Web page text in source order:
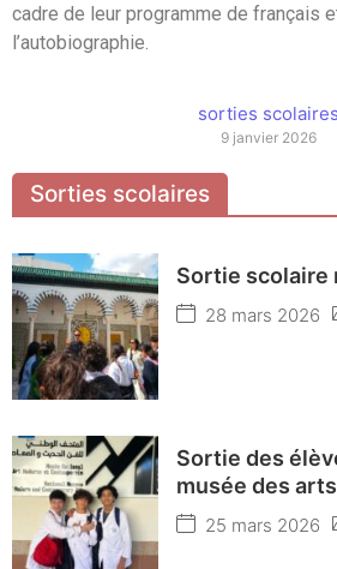
cadre de leur programme de français
l’autobiographie.
sorties scolaires
9 janvier 2026
Sorties scolaires
Sortie scolaire
28 mars 2026
Sortie des
musée des
25 mars 2026